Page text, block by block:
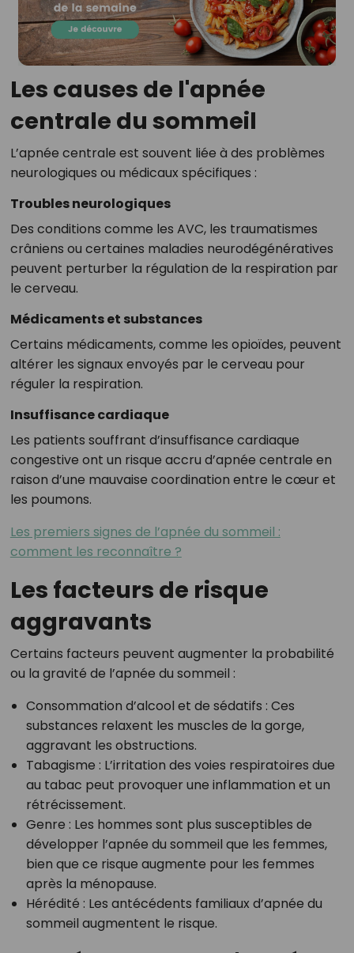
Les causes de l'apnée
centrale du sommeil
L’apnée centrale est souvent liée à des problèmes
neurologiques ou médicaux spécifiques :
Troubles neurologiques
Des conditions comme les AVC, les traumatismes
crâniens ou certaines maladies neurodégénératives
peuvent perturber la régulation de la respiration par
le cerveau.
Médicaments et substances
Certains médicaments, comme les opioïdes, peuvent
altérer les signaux envoyés par le cerveau pour
réguler la respiration.
Insuffisance cardiaque
Les patients souffrant d’insuffisance cardiaque
congestive ont un risque accru d’apnée centrale en
raison d’une mauvaise coordination entre le cœur et
les poumons.
Les premiers signes de l’apnée du sommeil :
comment les reconnaître ?
Les facteurs de risque
aggravants
Certains facteurs peuvent augmenter la probabilité
ou la gravité de l’apnée du sommeil :
Consommation d’alcool et de sédatifs : Ces
substances relaxent les muscles de la gorge,
aggravant les obstructions.
Tabagisme : L’irritation des voies respiratoires due
au tabac peut provoquer une inflammation et un
rétrécissement.
Genre : Les hommes sont plus susceptibles de
développer l’apnée du sommeil que les femmes,
bien que ce risque augmente pour les femmes
après la ménopause.
Hérédité : Les antécédents familiaux d’apnée du
sommeil augmentent le risque.